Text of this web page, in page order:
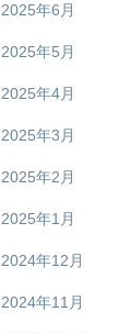
2025年6月
2025年5月
2025年4月
2025年3月
2025年2月
2025年1月
2024年12月
2024年11月